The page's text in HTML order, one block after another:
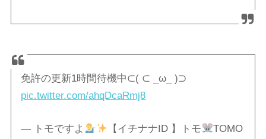
免許の更新1時間待機中⊂( ⊂ _ω_ )⊃
pic.twitter.com/ahqDcaRmj8
— トモですよ 【イチナナID 】トモ
TOMO